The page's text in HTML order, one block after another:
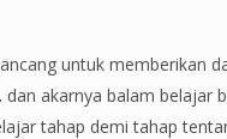
untuk memberikan
dan akarnya balam belajar
tahap demi tahap